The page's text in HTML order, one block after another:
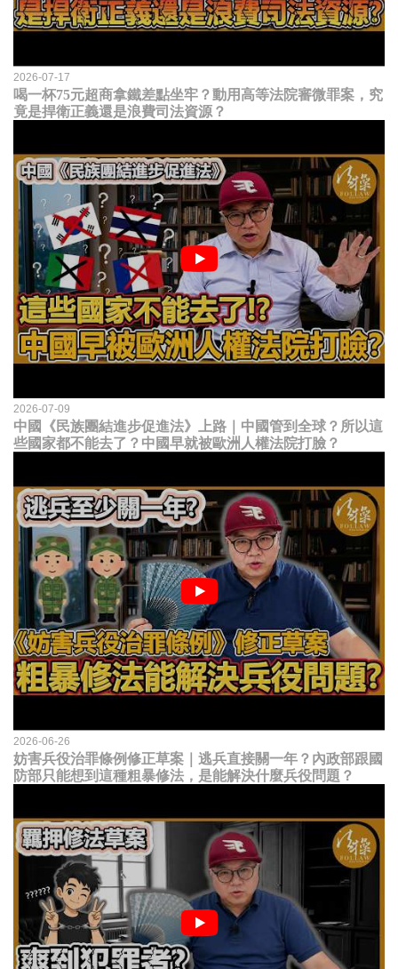
2026-07-17
喝一杯75元超商拿鐵差點坐牢？動用高等法院審微罪案，究
竟是捍衛正義還是浪費司法資源？
2026-07-09
中國《民族團結進步促進法》上路｜中國管到全球？所以這
些國家都不能去了？中國早就被歐洲人權法院打臉？
2026-06-26
妨害兵役治罪條例修正草案｜逃兵直接關一年？內政部跟國
防部只能想到這種粗暴修法，是能解決什麼兵役問題？